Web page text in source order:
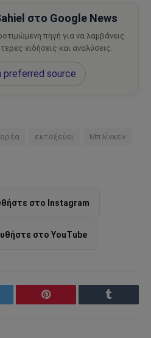
στο Google News
πηγή για να λαμβάνεις
ειδήσεις και αναλύσεις.
preferred source
εκτοξεύει Μπλίνκεν
στο Instagram
στο YouTube
Pinterest Tumblr